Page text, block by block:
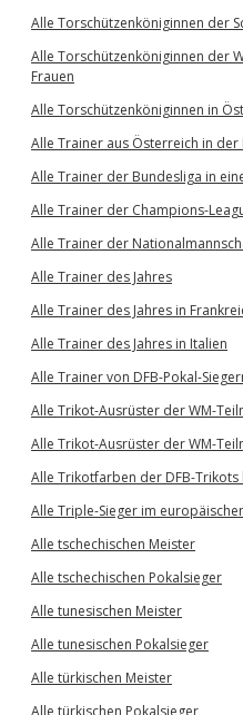
Alle Torschützenköniginnen der
Alle Torschützenköniginnen der
Frauen
Alle Torschützenköniginnen in
Alle Trainer aus Österreich in der
Alle Trainer der Bundesliga in
Alle Trainer der Champions-
Alle Trainer der
Alle Trainer des Jahres
Alle Trainer des Jahres in
Alle Trainer des Jahres in Italien
Alle Trainer von DFB-Pokal-
Alle Trikot-Ausrüster der WM-
Alle Trikot-Ausrüster der WM-
Alle Trikotfarben der DFB-Trikots
Alle Triple-Sieger im
Alle tschechischen Meister
Alle tschechischen Pokalsieger
Alle tunesischen Meister
Alle tunesischen Pokalsieger
Alle türkischen Meister
Alle türkischen Pokalsieger